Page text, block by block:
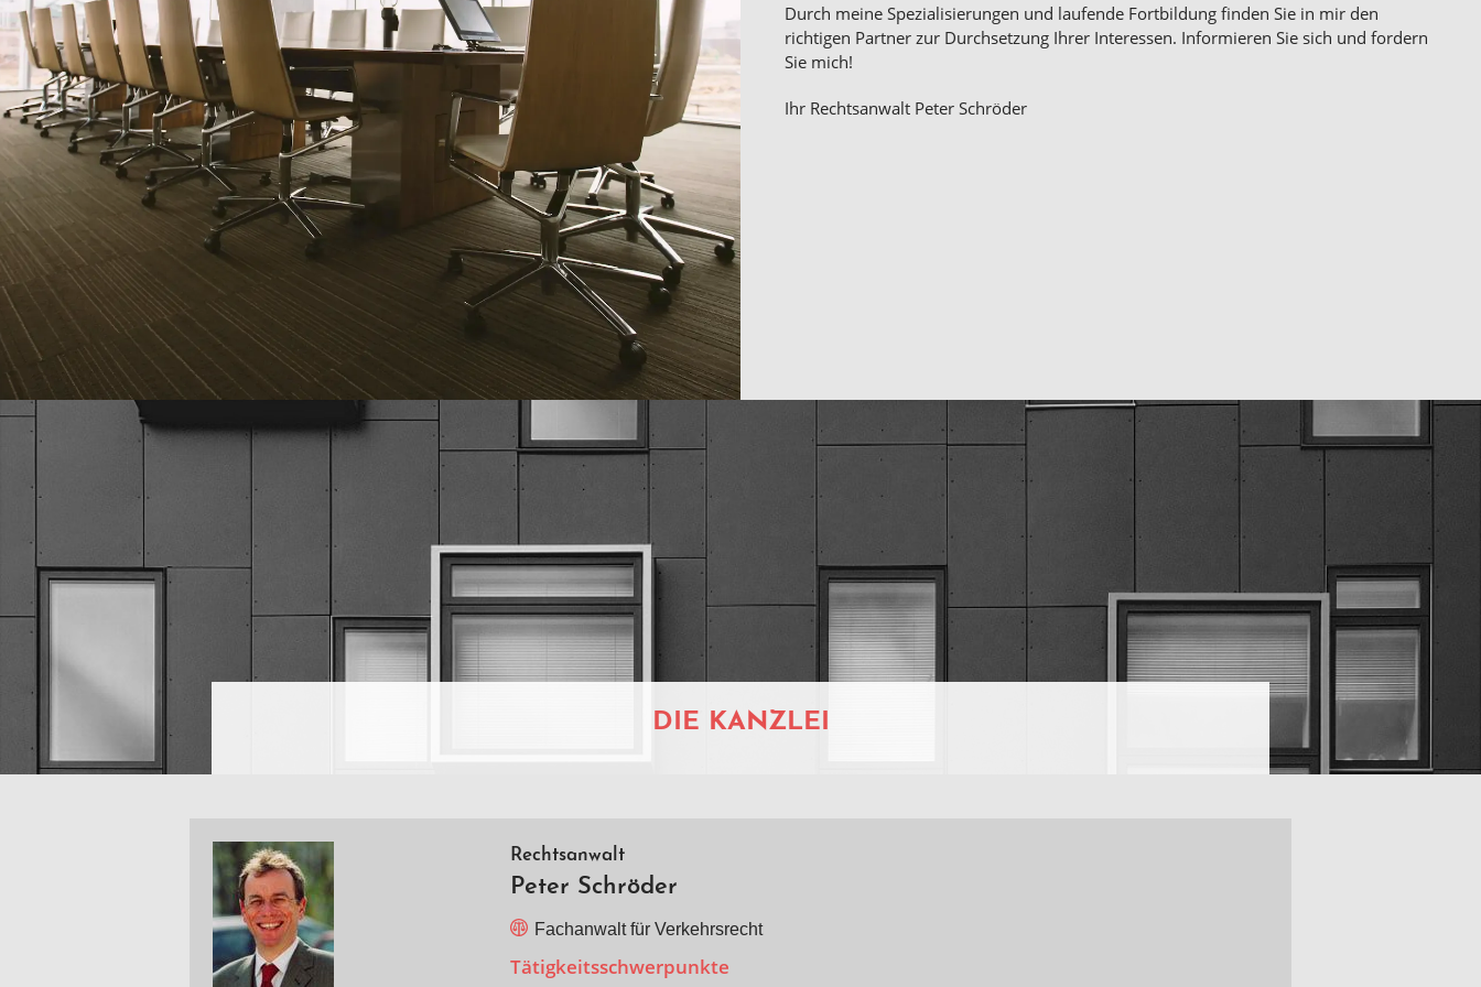
Durch meine Spezialisierungen und laufende Fortbildung finden Sie in mir den
richtigen Partner zur Durchsetzung Ihrer Interessen. Informieren Sie sich und fordern
Sie mich!
Ihr Rechtsanwalt Peter Schröder
DIE KANZLEI
Rechtsanwalt
Peter Schröder
Fachanwalt für Verkehrsrecht
Tätigkeitsschwerpunkte